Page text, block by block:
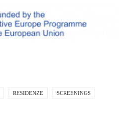
RESIDENZE SCREENINGS